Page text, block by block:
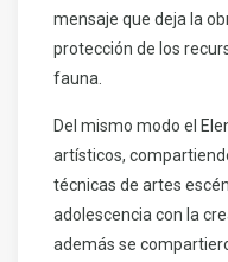
mensaje que deja la
protección de los
fauna.
Del mismo modo el
artísticos,
técnicas de artes
adolescencia con la
además se